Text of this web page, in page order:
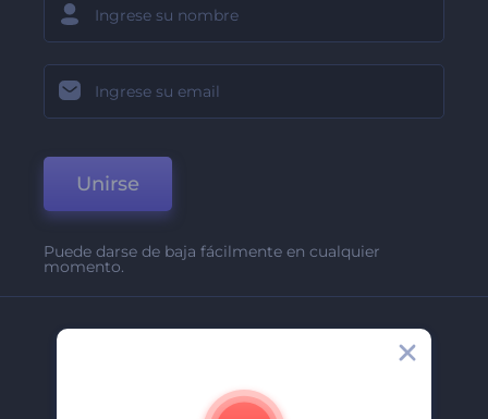
Unirse
Puede darse de baja fácilmente en cualquier
momento.